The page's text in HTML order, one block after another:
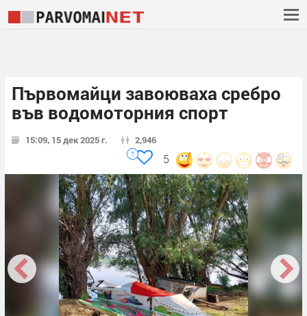
Първомайци завоюваха сребро
във водомоторния спорт
15:09, 15 дек 2025 г. 2,946
5
1